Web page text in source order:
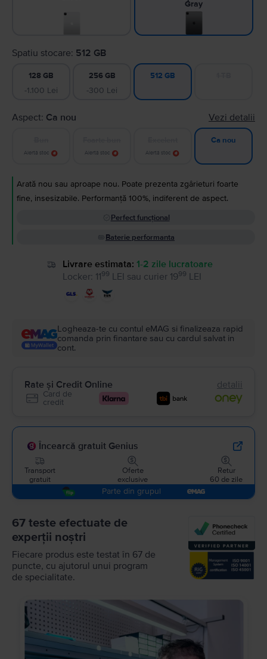
Gray
Spatiu stocare: 512 GB
128 GB
-1.100 Lei
256 GB
-300 Lei
512 GB
Aspect: Ca nou Vezi detalii
Alertă stoc Alertă stoc Alertă stoc
Ca nou
Arată nou sau aproape nou. Poate prezenta zgârieturi foarte
fine, insesizabile. Performanță 100%, indiferent de aspect.
Perfect funcțional
Baterie performanta
Livrare estimata: 1-2 zile lucratoare
Locker: 1199 LEI sau curier 1999 LEI
Logheaza-te cu contul eMAG si finalizeaza rapid
comanda prin finantare sau cu cardul salvat in
cont.
Rate și Credit Online detalii
Card de
credit
Încearcă gratuit Genius
Transport
gratuit
Oferte
exclusive
Retur
60 de zile
Parte din grupul
67 teste efectuate de
experții noștri
Fiecare produs este testat în 67 de
puncte, cu ajutorul unui program
de specialitate.